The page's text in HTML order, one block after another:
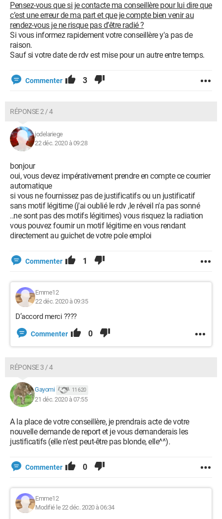
Pensez-vous que si je contacte ma conseillère pour lui dire que
c’est une erreur de ma part et que je compte bien venir au
rendez-vous je ne risque pas d’être radié ?
Si vous informez rapidement votre conseillère y'a pas de
raison.
Sauf si votre date de rdv est mise pour un autre entre temps.
Commenter 3
RÉPONSE 2 / 4
jodelariege
22 déc. 2020 à 09:28
bonjour
oui, vous devez impérativement prendre en compte ce courrier
automatique
si vous ne fournissez pas de justificatifs ou un justificatif
sans motif légitime (j'ai oublié le rdv ,le réveil n'a pas sonné
..ne sont pas des motifs légitimes) vous risquez la radiation
vous pouvez fournir un motif légitime en vous rendant
directement au guichet de votre pole emploi
Commenter 1
Emme12
22 déc. 2020 à 09:35
D’accord merci ????
Commenter 0
RÉPONSE 3 / 4
Gayomi 11 620
21 déc. 2020 à 07:55
A la place de votre conseillère, je prendrais acte de votre
nouvelle demande de report et je vous demanderais les
justificatifs (elle n'est peut-être pas blonde, elle^^).
Commenter 0
Emme12
Modifié le 22 déc. 2020 à 06:34